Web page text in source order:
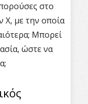
στο
Χ, με την οποία
Μπορεί
ώστε να